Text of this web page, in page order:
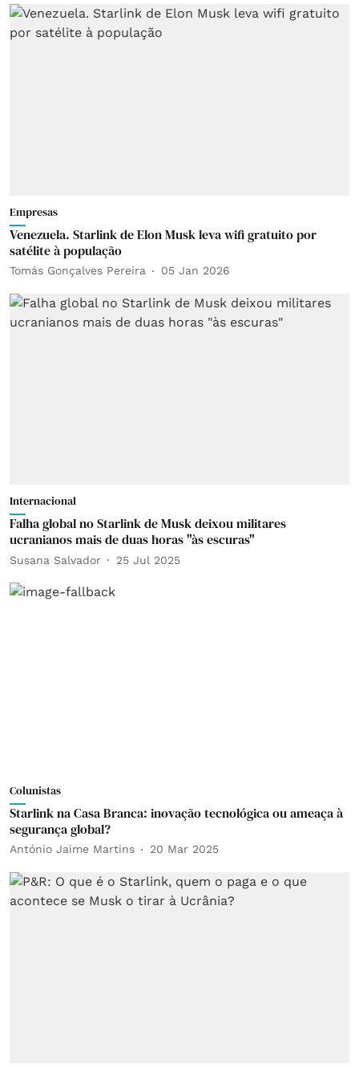
Empresas
Venezuela. Starlink de Elon Musk leva wifi gratuito por
satélite à população
Tomás Gonçalves Pereira 05 Jan 2026
Internacional
Falha global no Starlink de Musk deixou militares
ucranianos mais de duas horas "às escuras"
Susana Salvador 25 Jul 2025
Colunistas
Starlink na Casa Branca: inovação tecnológica ou ameaça à
segurança global?
António Jaime Martins 20 Mar 2025